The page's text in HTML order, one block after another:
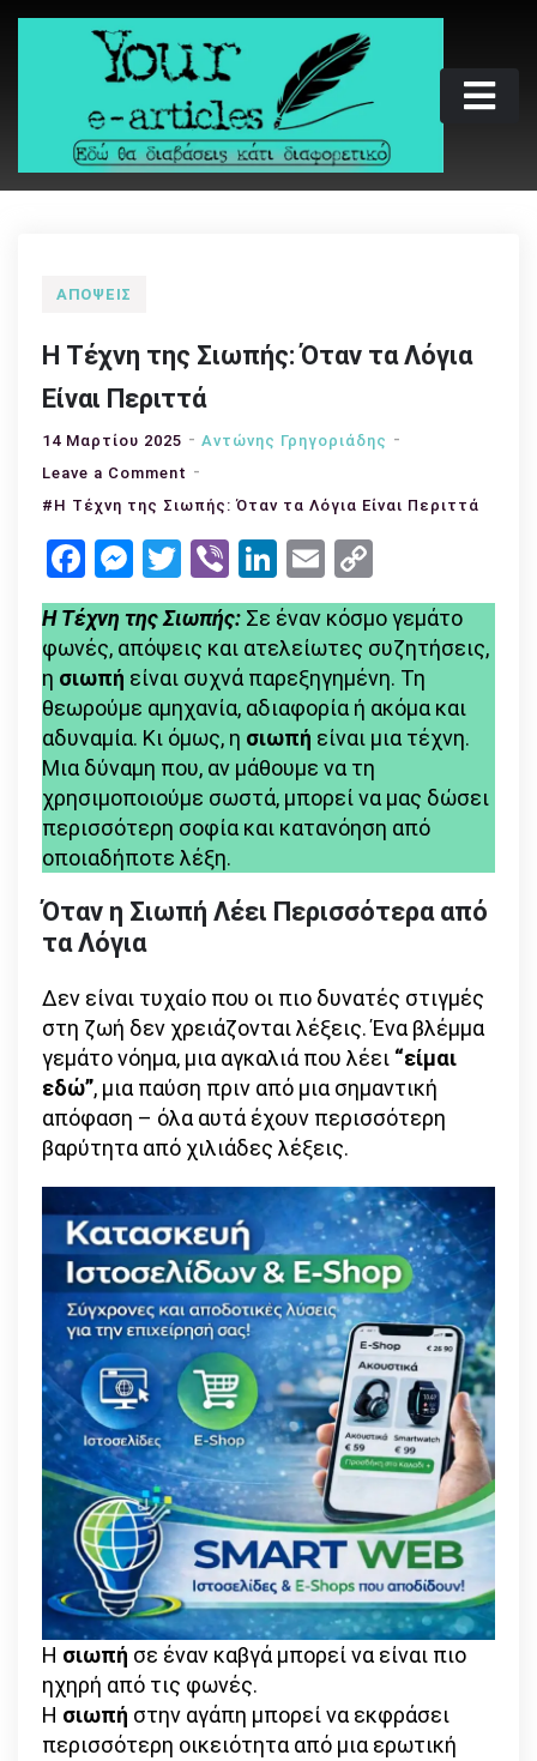
Skip
Your e-articles
Εδώ θα διαβάσεις κάτι διαφορετικό
ΑΠΌΨΕΙΣ
Η Τέχνη της Σιωπής: Όταν τα Λόγια
Είναι Περιττά
14 Μαρτίου 2025
Αντώνης Γρηγοριάδης
Leave a Comment on
Η
της
Όταν
τα
Λόγια
Είναι
Περιττά
#Η Τέχνη της Σιωπής: Όταν τα Λόγια Είναι Περιττά
Facebook
Messenger
Twitter
ViberLinkedIn
Email
Link
Η Τέχνη της Σιωπής: Σε έναν κόσμο γεμάτο
φωνές, απόψεις και ατελείωτες συζητήσεις,
η σιωπή είναι συχνά παρεξηγημένη. Τη
θεωρούμε αμηχανία, αδιαφορία ή ακόμα και
αδυναμία. Κι όμως, η σιωπή είναι μια τέχνη.
Μια δύναμη που, αν μάθουμε να τη
χρησιμοποιούμε σωστά, μπορεί να μας δώσει
περισσότερη σοφία και κατανόηση από
οποιαδήποτε λέξη.
Όταν η Σιωπή Λέει Περισσότερα από
τα Λόγια
Δεν είναι τυχαίο που οι πιο δυνατές στιγμές
στη ζωή δεν χρειάζονται λέξεις. Ένα βλέμμα
γεμάτο νόημα, μια αγκαλιά που λέει “είμαι
εδώ”, μια παύση πριν από μια σημαντική
απόφαση – όλα αυτά έχουν περισσότερη
βαρύτητα από χιλιάδες λέξεις.
Η σιωπή σε έναν καβγά μπορεί να είναι πιο
ηχηρή από τις φωνές.
Η σιωπή στην αγάπη μπορεί να εκφράσει
περισσότερη οικειότητα από μια ερωτική